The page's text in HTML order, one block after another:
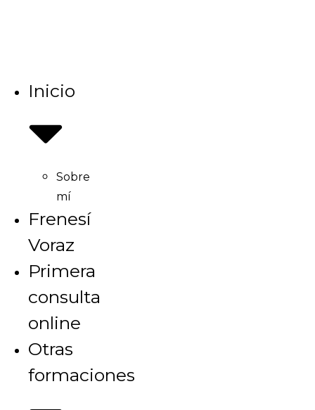
Inicio
Sobre
mí
Frenesí
Voraz
Primera
consulta
online
Otras
formaciones